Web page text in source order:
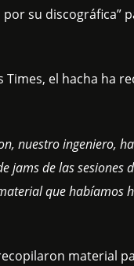
su discográfica”
el hacha ha
nuestro ingeniero,
jams de las sesiones
que habíamos
material